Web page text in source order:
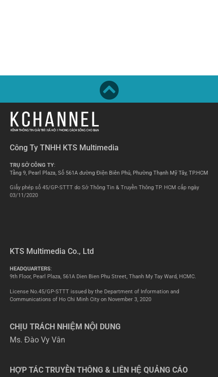
Công Ty TNHH KTS Multimedia
TRỤ SỞ CÔNG TY:
Tầng 9, Pearl Plaza, Số 561A đường Điện Biên Phủ, Phường Thạnh Mỹ Tây, TP.HCM
Giấy phép số 45/GP-STTT do Sở Thông Tin & Truyền Thông TP. HCM cấp ngày
03/11/2020
KTS Multimedia Co., Ltd
HEADQUARTERS:
9th Floor, Pearl Plaza, 561A Dien Bien Phu Street, Thanh My Tay Ward, HCMC.
License No.45/GP-STTT issued by the Department of Information and
Communications of Ho Chi Minh City on November 3, 2020
CHỊU TRÁCH NHIỆM NỘI DUNG
Ms. Đào Vy Vân
HỢP TÁC TRUYỀN THÔNG & LIÊN HỆ QUẢNG CÁO